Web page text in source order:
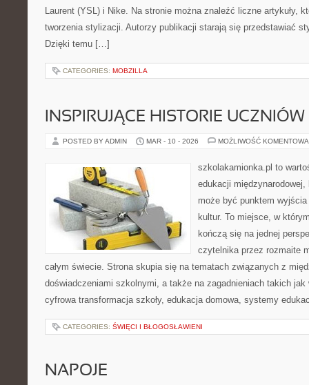
Laurent (YSL) i Nike. Na stronie można znaleźć liczne artykuły,
tworzenia stylizacji. Autorzy publikacji starają się przedstawiać
Dzięki temu […]
CATEGORIES: MOBZILLA
INSPIRUJĄCE HISTORIE
POSTED BY ADMIN MAR - 10 - 2026 MOŻLIWOŚĆ
szkolakamionka.pl to
edukacji
może być punktem
kultur. To miejsce, w
kończą się na jednej
czytelnika przez rozmaite
całym świecie. Strona skupia się na tematach związanych z
doświadczeniami szkolnymi, a także na zagadnieniach takich jak
cyfrowa transformacja szkoły, edukacja domowa, systemy
CATEGORIES: ŚWIĘCI I BŁOGOSŁAWIENI
NAPOJE